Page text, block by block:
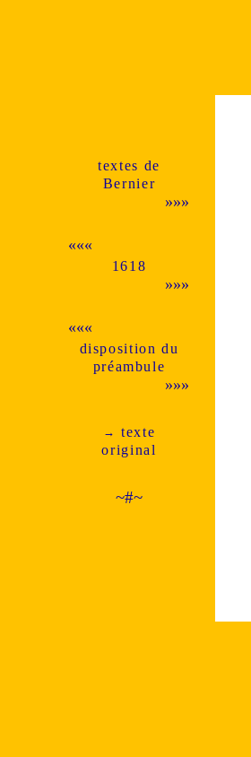
textes de
Ber­nier
»»»
«««
1618
»»»
«««
dispo­si­tion du
pré­am­bule
»»»
→ texte
ori­ginal
~#~